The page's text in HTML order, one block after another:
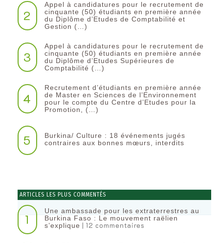
2
Appel à candidatures pour le recrutement de
cinquante (50) étudiants en première année
du Diplôme d’Etudes de Comptabilité et
Gestion (…)
3
Appel à candidatures pour le recrutement de
cinquante (50) étudiants en première année
du Diplôme d’Etudes Supérieures de
Comptabilité (…)
4
Recrutement d’étudiants en première année
de Master en Sciences de l’Environnement
pour le compte du Centre d’Etudes pour la
Promotion, (…)
5
Burkina/ Culture : 18 événements jugés
contraires aux bonnes mœurs, interdits
ARTICLES LES PLUS COMMENTÉS
1
Une ambassade pour les extraterrestres au
Burkina Faso : Le mouvement raëlien
s’explique | 12 commentaires